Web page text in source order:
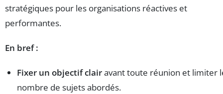
stratégiques pour les organisations réactives et
performantes.
En bref :
Fixer un objectif clairavant toute réunion et limiter
nombre de sujets abordés.